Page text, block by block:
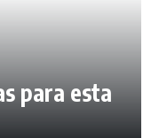
para esta